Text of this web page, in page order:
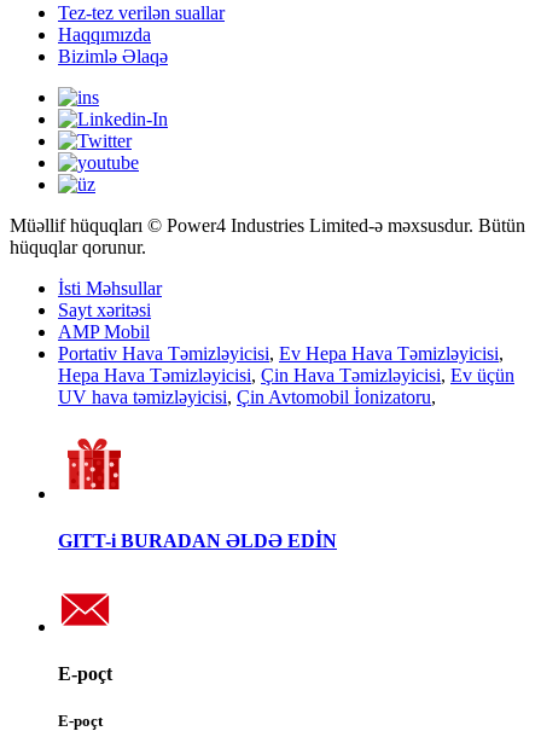
Tez-tez verilən suallar
Haqqımızda
Bizimlə Əlaqə
Müəllif hüquqları © Power4 Industries Limited-ə məxsusdur. Bütün
hüquqlar qorunur.
İsti Məhsullar
Sayt xəritəsi
AMP Mobil
Portativ Hava Təmizləyicisi, Ev Hepa Hava Təmizləyicisi,
Hepa Hava Təmizləyicisi, Çin Hava Təmizləyicisi, Ev üçün
UV hava təmizləyicisi, Çin Avtomobil İonizatoru,
GITT-i BURADAN ƏLDƏ EDİN
E-poçt
E-poçt